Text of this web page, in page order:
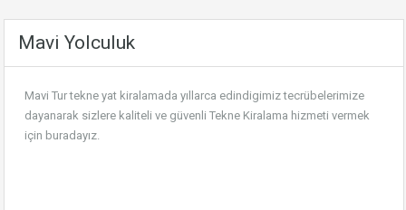
Mavi Yolculuk
Mavi Tur tekne yat kiralamada yıllarca edindigimiz tecrübelerimize
dayanarak sizlere kaliteli ve güvenli Tekne Kiralama hizmeti vermek
için buradayız.